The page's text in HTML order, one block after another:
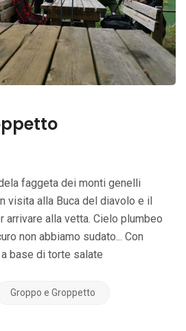
faggeta dei monti genelli
visita alla Buca del diavolo e il
arrivare alla vetta. Cielo plumbeo
non abbiamo sudato... Con
base di torte salate
Groppo e Groppetto